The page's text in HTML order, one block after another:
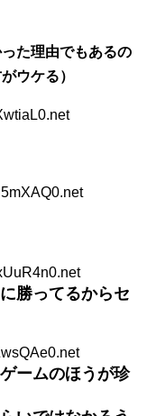
た理由でもあるの
ウケる）
勝ってるからセ
ームのほうが珍